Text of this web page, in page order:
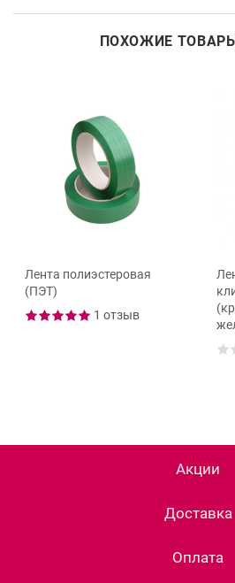
ПОХОЖИЕ
Лента полиэстеровая
(ПЭТ)
1 отзыв
Акции
Доставка
Оплата